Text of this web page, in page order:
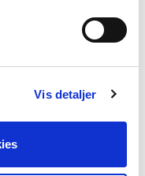
Vis detaljer
i en moden
vaner. Derfor var
i hverdagen.